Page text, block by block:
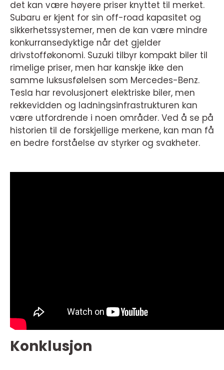
det kan være høyere priser knyttet til merket.
Subaru er kjent for sin off-road kapasitet og
sikkerhetssystemer, men de kan være mindre
konkurransedyktige når det gjelder
drivstofføkonomi. Suzuki tilbyr kompakt biler til
rimelige priser, men har kanskje ikke den
samme luksusfølelsen som Mercedes-Benz.
Tesla har revolusjonert elektriske biler, men
rekkevidden og ladningsinfrastrukturen kan
være utfordrende i noen områder. Ved å se på
historien til de forskjellige merkene, kan man få
en bedre forståelse av styrker og svakheter.
Konklusjon